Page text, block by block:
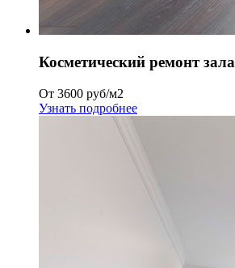
Косметический ремонт зала
От 3600 руб/м2
Узнать подробнее